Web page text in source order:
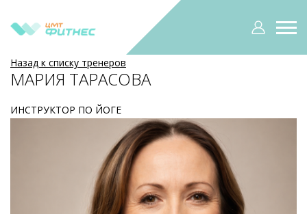
Назад к списку тренеров
МАРИЯ ТАРАСОВА
ИНСТРУКТОР ПО ЙОГЕ